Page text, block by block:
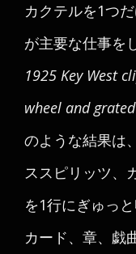
カクテルを1つ
が主要な仕事を
1925 Key West
wheel and
のような結果は
ススピリッツ、
を1行にぎゅっ
カード、章、戯